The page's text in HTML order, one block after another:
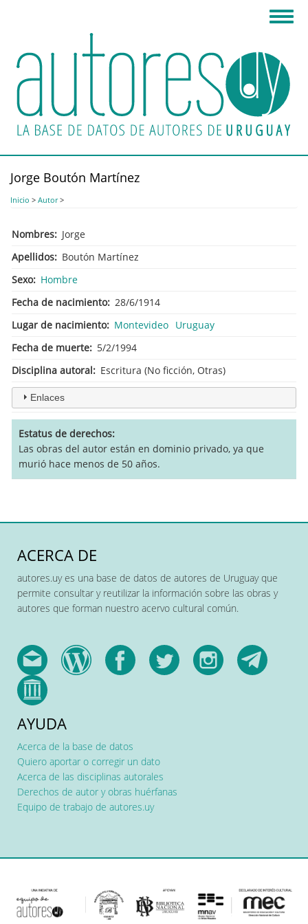
principal
Jorge Boutón Martínez
Inicio > Autor>
Nombres
Jorge
Apellidos
Boutón Martínez
Sexo
Hombre
Fecha de nacimiento
28/6/1914
Lugar de nacimiento
Montevideo Uruguay
Fecha de muerte
5/2/1994
Disciplina autoral
Escritura (No ficción, Otras)
Enlaces
Estatus de derechos
Las obras del autor están en dominio privado, ya que
murió hace menos de 50 años.
ACERCA DE
autores.uy es una base de datos de autores de Uruguay que
permite consultar y reutilizar la información sobre las obras y
autores que forman nuestro acervo cultural común.
AYUDA
Acerca de la base de datos
Quiero aportar o corregir un dato
Acerca de las disciplinas autorales
Derechos de autor y obras huérfanas
Equipo de trabajo de autores.uy